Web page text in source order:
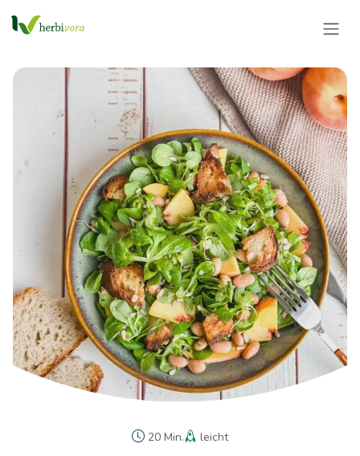
20 Min. leicht